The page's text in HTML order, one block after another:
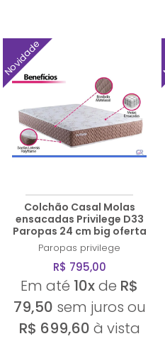
Novidade
Colchão Casal Molas
ensacadas Privilege D33
Paropas 24 cm big oferta
Paropas privilege
R$ 795,00
Em até 10xde R$
79,50 sem juros ou
R$ 699,60 à vista